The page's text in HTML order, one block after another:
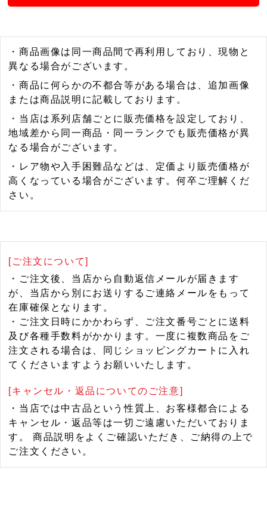
・商品画像は同一商品間で再利用しており、現物と
異なる場合がございます。
・商品に何らかの不都合等がある場合は、追加画像
または商品説明に記載しております。
・当店は系列店舗ごとに販売価格を設定しており、
地域差から同一商品・同一ランクでも販売価格が異
なる場合がございます。
・レア物や入手困難品などは、定価より販売価格が
高くなっている場合がございます。何卒ご理解くだ
さい。
[ご注文について]
・ご注文後、当店から自動返信メールが届きます
が、当店から別にお送りするご連絡メールをもって
在庫確保となります。
・ご注文日時にかかわらず、ご注文番号ごとに送料
及び各種手数料がかかります。一度に複数商品をご
注文される場合は、同じショッピングカートに入れ
てくださいますようお願いいたします。
[キャンセル・返品についてのご注意]
・当店では中古品という性質上、お客様都合による
キャンセル・返品等は一切ご遠慮いただいておりま
す。 商品説明をよくご確認いただき、ご納得の上で
ご注文ください。